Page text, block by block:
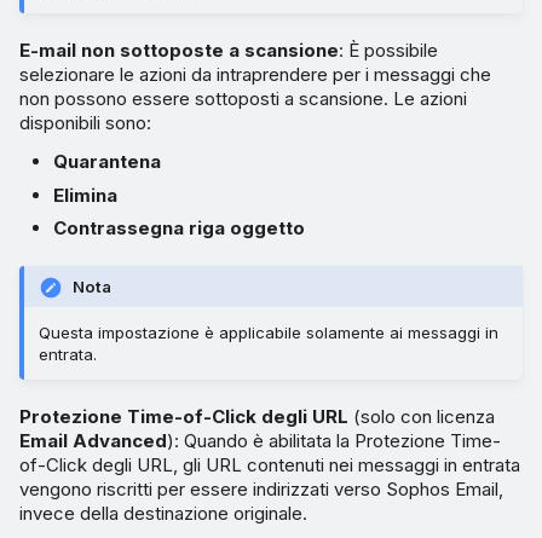
E-mail non sottoposte a scansione: È possibile
selezionare le azioni da intraprendere per i messaggi che
non possono essere sottoposti a scansione. Le azioni
disponibili sono:
Quarantena
Elimina
Contrassegna riga oggetto
Nota
Questa impostazione è applicabile solamente ai messaggi in
entrata.
Protezione Time-of-Click degli URL (solo con licenza
Email Advanced): Quando è abilitata la Protezione Time-
of-Click degli URL, gli URL contenuti nei messaggi in entrata
vengono riscritti per essere indirizzati verso Sophos Email,
invece della destinazione originale.